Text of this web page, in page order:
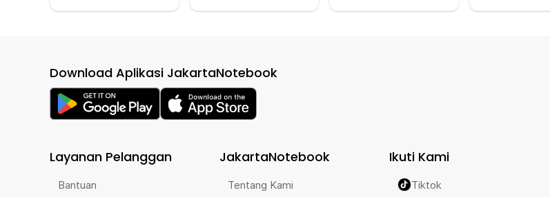
Download Aplikasi JakartaNotebook
Layanan Pelanggan
Bantuan
JakartaNotebook
Tentang Kami
Ikuti Kami
Tiktok